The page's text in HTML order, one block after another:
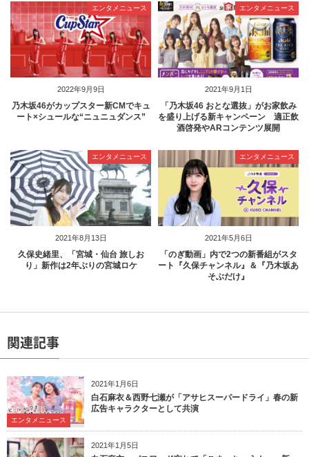
2022年9月9日
エンタメニュース
乃木坂46がカップスター新CMでキュ
ート×シュールな“ニュニュダンス”
2021年9月1日
エンタメニュース
「乃木坂46 おとな選抜」がお家飲み
を盛り上げる新キャンペーン 適正飲
酒啓発やARコンテンツ展開
2021年8月13日
エンタメニュース
久保史緒里、「宮城・仙台 旅しお
り」新作は2年ぶりの宮城ロケ
2021年5月6日
エンタメニュース
「のぎ動画」内で2つの新番組がスタ
ート『久保チャンネル』＆『乃木坂あ
そぶだけ』
関連記事
2021年1月6日
エンタメニュース
白石麻衣＆西野七瀬が「アサヒスーパードライ」春の新
広告キャラクターとして共演
2021年1月5日